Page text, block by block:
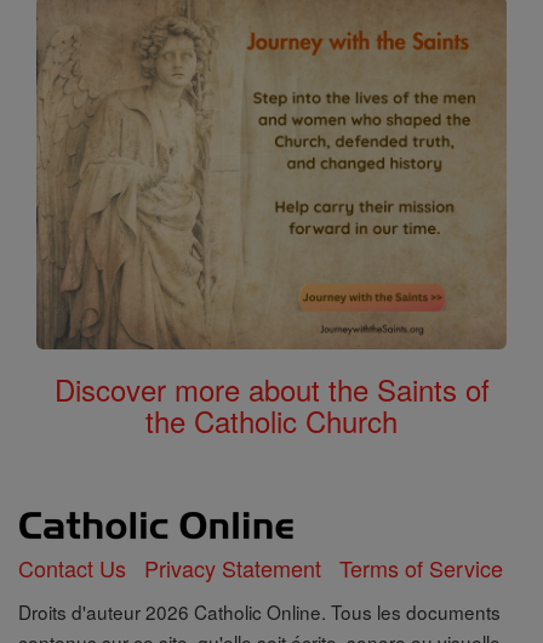
Discover more about the Saints of
the Catholic Church
Contact Us Privacy Statement Terms of Service
Droits d'auteur 2026 Catholic Online. Tous les documents